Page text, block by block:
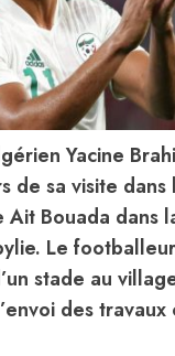
Yacine
de sa visite
Ait Bouada dans
Le
stade au
des